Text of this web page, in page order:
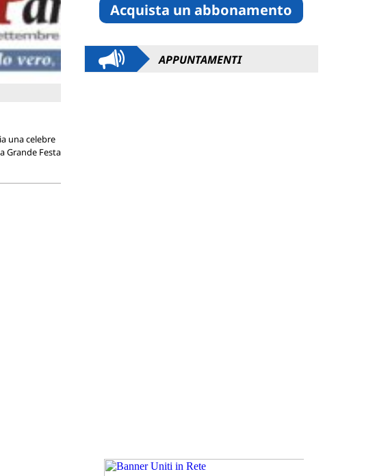
una celebre
Grande Festa
Acquista un abbonamento
APPUNTAMENTI